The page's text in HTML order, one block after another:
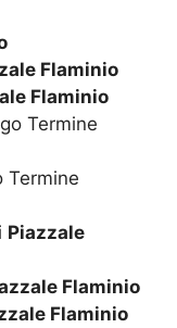
Flaminio
Flaminio
Termine
Termine
Piazzale
Flaminio
Flaminio